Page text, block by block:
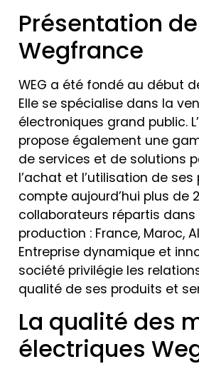
Présentation de
Wegfrance
WEG a été fondé au début
Elle se spécialise dans la
électroniques grand public.
propose également une
de services et de solutions
l’achat et l’utilisation de ses
compte aujourd’hui plus de
collaborateurs répartis
production : France, Maroc,
Entreprise dynamique et
société privilégie les
qualité de ses produits et
La qualité des
électriques